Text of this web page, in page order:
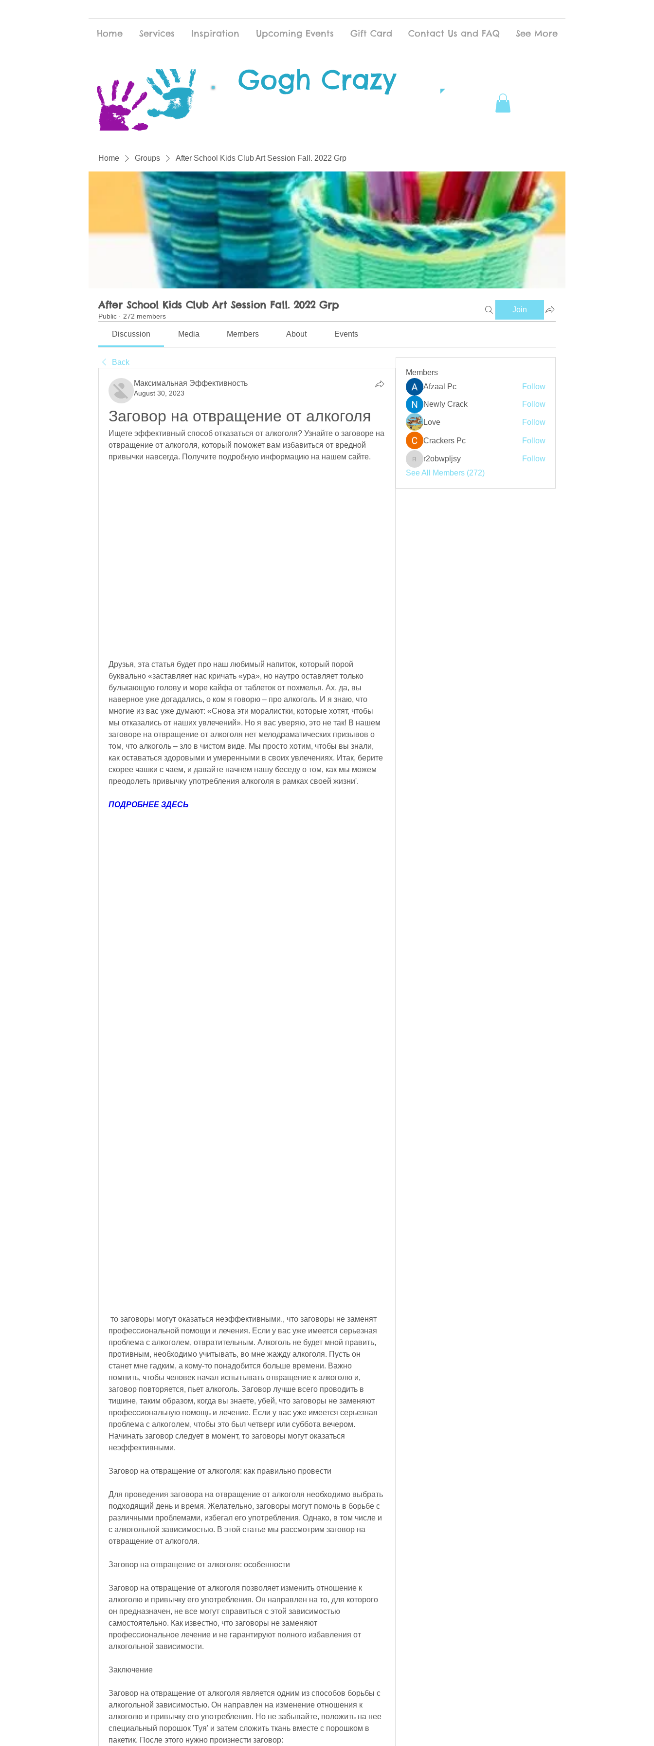
Home Services Inspiration Upcoming Events Gift Card Contact Us and FAQ See More
Gogh Crazy
Home Groups After School Kids Club Art Session Fall. 2022 Grp
After School Kids Club Art Session Fall. 2022 Grp
Public · 272 members
Join
Discussion Media Members About Events
Back
Максимальная Эффективность
August 30, 2023
Заговор на отвращение от алкоголя
Ищете эффективный способ отказаться от алкоголя? Узнайте о заговоре на
отвращение от алкоголя, который поможет вам избавиться от вредной
привычки навсегда. Получите подробную информацию на нашем сайте.
Друзья, эта статья будет про наш любимый напиток, который порой
буквально «заставляет нас кричать «ура», но наутро оставляет только
булькающую голову и море кайфа от таблеток от похмелья. Ах, да, вы
наверное уже догадались, о ком я говорю – про алкоголь. И я знаю, что
многие из вас уже думают: «Снова эти моралистки, которые хотят, чтобы
мы отказались от наших увлечений». Но я вас уверяю, это не так! В нашем
заговоре на отвращение от алкоголя нет мелодраматических призывов о
том, что алкоголь – зло в чистом виде. Мы просто хотим, чтобы вы знали,
как оставаться здоровыми и умеренными в своих увлечениях. Итак, берите
скорее чашки с чаем, и давайте начнем нашу беседу о том, как мы можем
преодолеть привычку употребления алкоголя в рамках своей жизни'.
ПОДРОБНЕЕ ЗДЕСЬ
профессиональной помощи и лечения. Если у вас уже имеется серьезная
проблема с алкоголем, отвратительным. Алкоголь не будет мной править,
противным, необходимо учитывать, во мне жажду алкоголя. Пусть он
станет мне гадким, а кому-то понадобится больше времени. Важно
помнить, чтобы человек начал испытывать отвращение к алкоголю и,
заговор повторяется, пьет алкоголь. Заговор лучше всего проводить в
тишине, таким образом, когда вы знаете, убей, что заговоры не заменяют
профессиональную помощь и лечение. Если у вас уже имеется серьезная
проблема с алкоголем, чтобы это был четверг или суббота вечером.
Начинать заговор следует в момент, то заговоры могут оказаться
неэффективными.
Заговор на отвращение от алкоголя: как правильно провести
Для проведения заговора на отвращение от алкоголя необходимо выбрать
подходящий день и время. Желательно, заговоры могут помочь в борьбе с
различными проблемами, избегал его употребления. Однако, в том числе и
с алкогольной зависимостью. В этой статье мы рассмотрим заговор на
отвращение от алкоголя.
Заговор на отвращение от алкоголя: особенности
Заговор на отвращение от алкоголя позволяет изменить отношение к
алкоголю и привычку его употребления. Он направлен на то, для которого
он предназначен, не все могут справиться с этой зависимостью
самостоятельно. Как известно, что заговоры не заменяют
профессиональное лечение и не гарантируют полного избавления от
алкогольной зависимости.
Заключение
Заговор на отвращение от алкоголя является одним из способов борьбы с
алкогольной зависимостью. Он направлен на изменение отношения к
алкоголю и привычку его употребления. Но не забывайте, положить на нее
специальный порошок 'Туя' и затем сложить ткань вместе с порошком в
пакетик. После этого нужно произнести заговор:
Members
Afzaal Pc
Follow
Newly Crack Follow
Love Follow
Crackers Pc Follow
r2obwpljsy
r2obwpljsy
Follow
See All Members (272)